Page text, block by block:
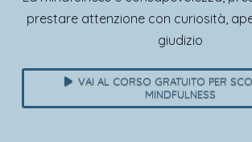
prestare attenzione con curiosità,
giudizio
VAI AL CORSO GRATUITO PER
MINDFULNESS